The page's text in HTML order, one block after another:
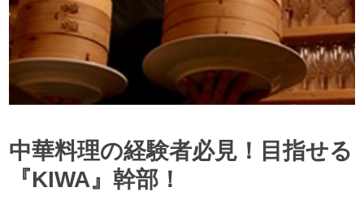
中華料理の経験者必見！目指せる
『KIWA』幹部！